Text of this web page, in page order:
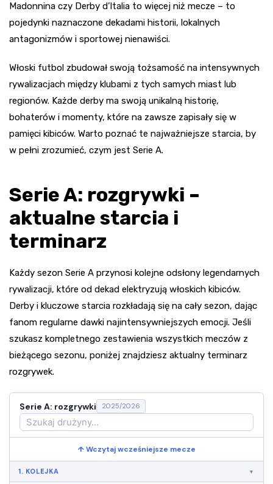
Madonnina czy Derby d’Italia to więcej niż mecze – to
pojedynki naznaczone dekadami historii, lokalnych
antagonizmów i sportowej nienawiści.
Włoski futbol zbudował swoją tożsamość na intensywnych
rywalizacjach między klubami z tych samych miast lub
regionów. Każde derby ma swoją unikalną historię,
bohaterów i momenty, które na zawsze zapisały się w
pamięci kibiców. Warto poznać te najważniejsze starcia, by
w pełni zrozumieć, czym jest Serie A.
Serie A: rozgrywki –
aktualne starcia i
terminarz
Każdy sezon Serie A przynosi kolejne odsłony legendarnych
rywalizacji, które od dekad elektryzują włoskich kibiców.
Derby i kluczowe starcia rozkładają się na cały sezon, dając
fanom regularne dawki najintensywniejszych emocji. Jeśli
szukasz kompletnego zestawienia wszystkich meczów z
bieżącego sezonu, poniżej znajdziesz aktualny terminarz
rozgrywek.
Serie A: rozgrywki 2025/2026
↑ Wczytaj wcześniejsze mecze
1. KOLEJKA